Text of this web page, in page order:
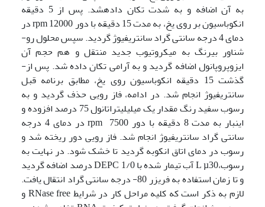
به آن اضافه و به شدت تکان داده­شد. پس از 5 دقیقه
انکوباسیون بر روی یخ، به مدت 15 دقیقه با دور rpm 12000 در
دمای 4 درجه سانتی گراد سانتریفیوژ گردید. سپس محلول رو­
شناور بی­رنگ به میکروتیوب جدید منتقل و هم حجم آن
ایزوپروپانول اضافه گردید و به آرامی تکان داده شد. پس از­
گذشت­ 15 دقیقه انکوباسیون روی یخ، مطابق برنامه قبل
سانتریفیوژ انجام شد. در ادامه، فاز رویی حذف گردید و به
رسوب سفید رنگ مقدار یک میلی­لیتراتانول 75 درصد افزوده و
این­بار به مدت 8 دقیقه با دور rpm 7500 در دمای 4 درجه
سانتی گراد سانتریفیوژ انجام شد. فاز رویی دور ریخته شد و
رسوب در دمای اتاق انکوبه گردید تا خشک شود. در نهایت به
رسوب،L µ30 آب تیمار شده با DEPC 1/0 درصد اضافه گردید
و تا زمان استفاده به فریزر 80- درجه سانتی گراد انتقال یافت.
لازم به ذکر است که کلیه مراحل کار در شرایط RNase free و